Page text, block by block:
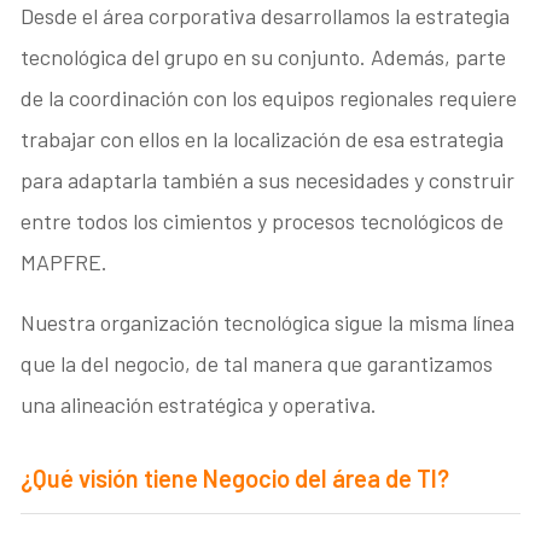
Desde el área corporativa desarrollamos la estrategia
tecnológica del grupo en su conjunto. Además, parte
de la coordinación con los equipos regionales requiere
trabajar con ellos en la localización de esa estrategia
para adaptarla también a sus necesidades y construir
entre todos los cimientos y procesos tecnológicos de
MAPFRE.
Nuestra organización tecnológica sigue la misma línea
que la del negocio, de tal manera que garantizamos
una alineación estratégica y operativa.
¿Qué visión tiene Negocio del área de TI?